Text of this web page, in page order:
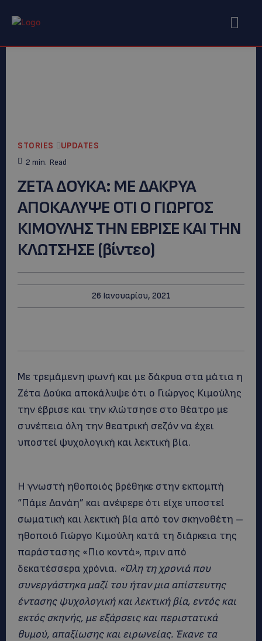
STORIES UPDATES
2 min. Read
ZETA ΔΟΥΚΑ: ΜΕ ΔΑΚΡΥΑ
ΑΠΟΚΑΛΥΨΕ ΟΤΙ Ο ΓΙΩΡΓΟΣ
ΚΙΜΟΥΛΗΣ ΤΗΝ ΕΒΡΙΣΕ ΚΑΙ ΤΗΝ
ΚΛΩΤΣΗΣΕ (βίντεο)
26 Ιανουαρίου, 2021
Με τρεμάμενη φωνή και με δάκρυα στα μάτια η
Ζέτα Δούκα αποκάλυψε ότι ο Γιώργος Κιμούλης
την έβρισε και την κλώτσησε στο θέατρο με
συνέπεια όλη την θεατρική σεζόν να έχει
υποστεί ψυχολογική και λεκτική βία.
Η γνωστή ηθοποιός βρέθηκε στην εκπομπή
“Πάμε Δανάη” και ανέφερε ότι είχε υποστεί
σωματική και λεκτική βία από τον σκηνοθέτη –
ηθοποιό Γιώργο Κιμούλη κατά τη διάρκεια της
παράστασης «Πιο κοντά», πριν από
δεκατέσσερα χρόνια. «Όλη τη χρονιά που
συνεργάστηκα μαζί του ήταν μια απίστευτης
έντασης ψυχολογική και λεκτική βία, εντός και
εκτός σκηνής, με εξάρσεις και περιστατικά
θυμού, απαξίωσης και ειρωνείας. Έκανε τα